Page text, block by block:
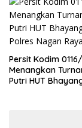
Persit Kodim
Menangkan
Putri HUT